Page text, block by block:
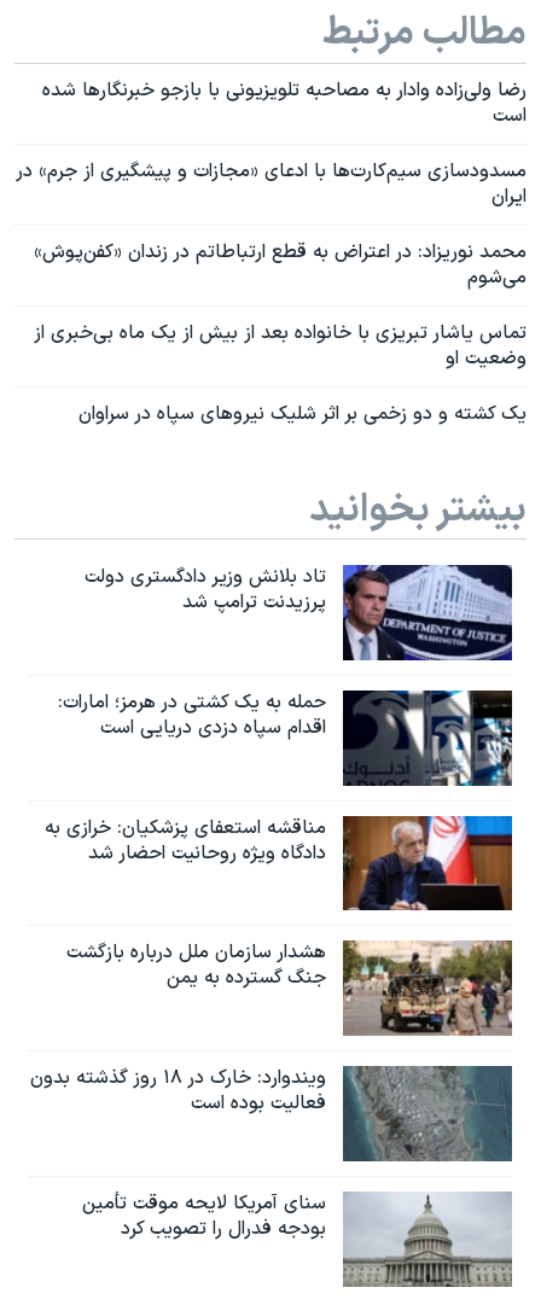
مطالب مرتبط
رضا ولی‌زاده وادار به مصاحبه تلویزیونی با بازجو خبرنگارها شده
است
مسدودسازی سیم‌کارت‌ها با ادعای «مجازات و پیشگیری از جرم» در
ایران
محمد نوریزاد: در اعتراض به قطع ارتباطاتم در زندان «کفن‌پوش»
می‌شوم
تماس یاشار تبریزی با خانواده بعد از بیش از یک ماه بی‌خبری از
وضعیت او
یک کشته و دو زخمی بر اثر شلیک نیروهای سپاه در سراوان
بیشتر بخوانید
تاد بلانش وزیر دادگستری دولت
پرزیدنت ترامپ شد
حمله به یک کشتی در هرمز؛ امارات:
اقدام سپاه دزدی دریایی است
مناقشه استعفای پزشکیان: خرازی به
دادگاه ویژه روحانیت احضار شد
هشدار سازمان ملل درباره بازگشت
جنگ گسترده به یمن
ویندوارد: خارک در ۱۸ روز گذشته بدون
فعالیت بوده است
سنای آمریکا لایحه موقت تأمین
بودجه فدرال را تصویب کرد